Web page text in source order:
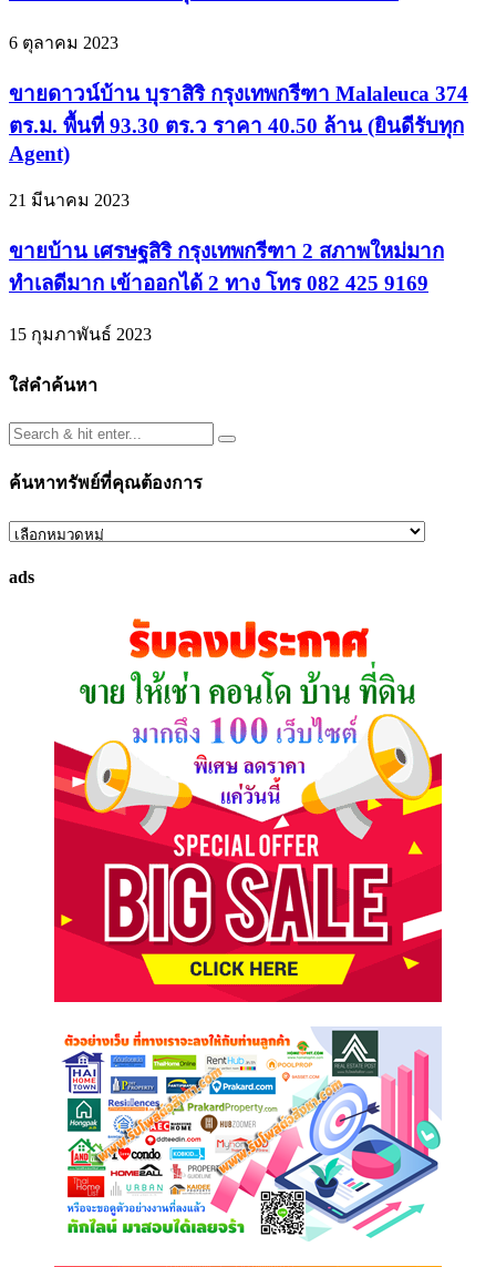
6 ตุลาคม 2023
ขายดาวน์บ้าน บุราสิริ กรุงเทพกรีฑา Malaleuca 374
ตร.ม. พื้นที่ 93.30 ตร.ว ราคา 40.50 ล้าน (ยินดีรับทุก
Agent)
21 มีนาคม 2023
ขายบ้าน เศรษฐสิริ กรุงเทพกรีฑา 2 สภาพใหม่มาก
ทำเลดีมาก เข้าออกได้ 2 ทาง โทร 082 425 9169
15 กุมภาพันธ์ 2023
ใส่คำค้นหา
ค้นหาทรัพย์ที่คุณต้องการ
ค้นหา
ที่
ads